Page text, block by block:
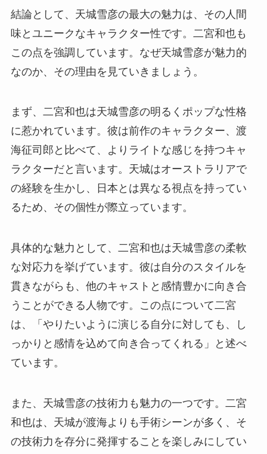
結論として、天城雪彦の最大の魅力は、その人間
味とユニークなキャラクター性です。二宮和也も
この点を強調しています。なぜ天城雪彦が魅力的
なのか、その理由を見ていきましょう。
まず、二宮和也は天城雪彦の明るくポップな性格
に惹かれています。彼は前作のキャラクター、渡
海征司郎と比べて、よりライトな感じを持つキャ
ラクターだと言います。天城はオーストラリアで
の経験を生かし、日本とは異なる視点を持ってい
るため、その個性が際立っています。
具体的な魅力として、二宮和也は天城雪彦の柔軟
な対応力を挙げています。彼は自分のスタイルを
貫きながらも、他のキャストと感情豊かに向き合
うことができる人物です。この点について二宮
は、「やりたいように演じる自分に対しても、し
っかりと感情を込めて向き合ってくれる」と述べ
ています。
また、天城雪彦の技術力も魅力の一つです。二宮
和也は、天城が渡海よりも手術シーンが多く、そ
の技術力を存分に発揮することを楽しみにしてい